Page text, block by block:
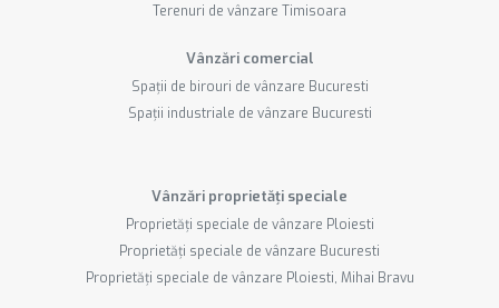
Terenuri de vânzare Timisoara
Vânzări comercial
Spații de birouri de vânzare Bucuresti
Spații industriale de vânzare Bucuresti
Vânzări proprietăți speciale
Proprietăți speciale de vânzare Ploiesti
Proprietăți speciale de vânzare Bucuresti
Proprietăți speciale de vânzare Ploiesti, Mihai Bravu